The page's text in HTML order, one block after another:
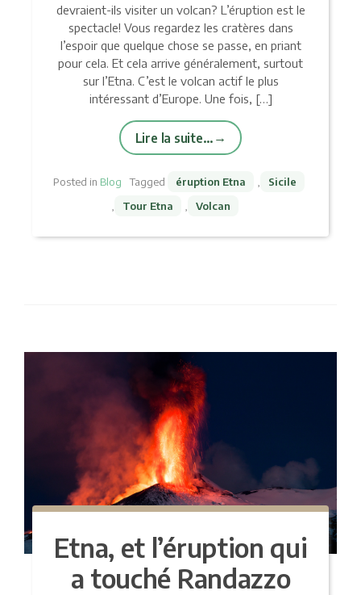
devraient-ils visiter un volcan? L’éruption est le
spectacle! Vous regardez les cratères dans
l’espoir que quelque chose se passe, en priant
pour cela. Et cela arrive généralement, surtout
sur l’Etna. C’est le volcan actif le plus
intéressant d’Europe. Une fois, […]
Lire la suite…
Posted in Blog Tagged éruption Etna
Sicile
Tour Etna Volcan
Etna, et l’éruption qui
a touché Randazzo